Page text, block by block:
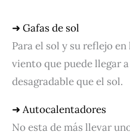
➜ Gafas de sol
Para el sol y su reflejo
viento que puede llegar
desagradable que el sol.
➜ Autocalentadores
No esta de más llevar